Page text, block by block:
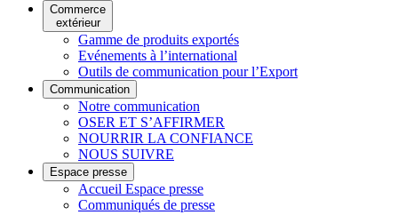
Commerce
extérieur
Gamme de produits exportés
Evénements à l’international
Outils de communication pour l’Export
Communication
Notre communication
OSER ET S’AFFIRMER
NOURRIR LA CONFIANCE
NOUS SUIVRE
Espace presse
Accueil Espace presse
Communiqués de presse